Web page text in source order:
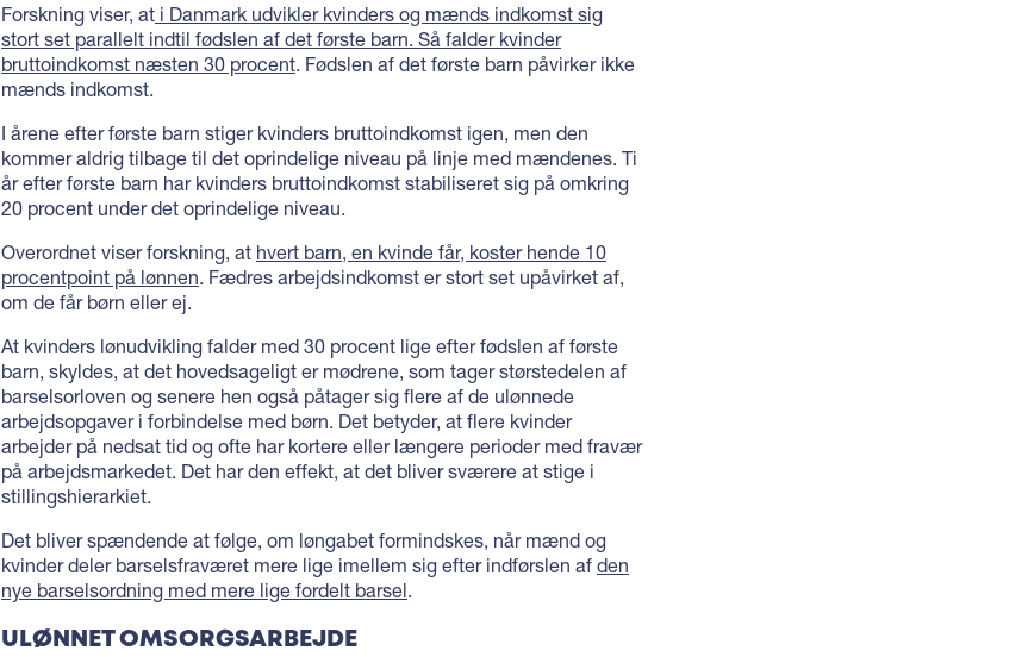
Forskning viser, at i Danmark udvikler kvinders og mænds indkomst sig
stort set parallelt indtil fødslen af det første barn. Så falder kvinder
bruttoindkomst næsten 30 procent. Fødslen af det første barn påvirker ikke
mænds indkomst.
I årene efter første barn stiger kvinders bruttoindkomst igen, men den
kommer aldrig tilbage til det oprindelige niveau på linje med mændenes. Ti
år efter første barn har kvinders bruttoindkomst stabiliseret sig på omkring
20 procent under det oprindelige niveau.
Overordnet viser forskning, at hvert barn, en kvinde får, koster hende 10
procentpoint på lønnen. Fædres arbejdsindkomst er stort set upåvirket af,
om de får børn eller ej.
At kvinders lønudvikling falder med 30 procent lige efter fødslen af første
barn, skyldes, at det hovedsageligt er mødrene, som tager størstedelen af
barselsorloven og senere hen også påtager sig flere af de ulønnede
arbejdsopgaver i forbindelse med børn. Det betyder, at flere kvinder
arbejder på nedsat tid og ofte har kortere eller længere perioder med fravær
på arbejdsmarkedet. Det har den effekt, at det bliver sværere at stige i
stillingshierarkiet.
Det bliver spændende at følge, om løngabet formindskes, når mænd og
kvinder deler barselsfraværet mere lige imellem sig efter indførslen af den
nye barselsordning med mere lige fordelt barsel.
ULØNNET OMSORGSARBEJDE